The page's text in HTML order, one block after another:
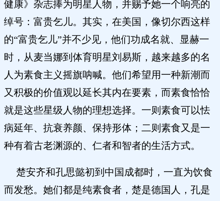
健康》杂志捧为明星人物，并赐予她一个响亮的
绰号：富贵乞儿。其实，在美国，像切尔西这样
的“富贵乞儿”并不少见，他们功成名就、显赫一
时，从麦当娜到体育明星刘易斯，越来越多的名
人为素食主义摇旗呐喊。他们希望用一种新潮而
又积极的价值观以延长其内在要素，而素食恰恰
就是这些星级人物的理想选择。一则素食可以怯
病延年、抗衰养颜、保持形体；二则素食又是一
种有着古老渊源的、仁者和智者的生活方式。
楚安齐和孔思懿初到中国成都时，一直为饮食
而发愁。她们都是纯素食者，楚是德国人，孔是